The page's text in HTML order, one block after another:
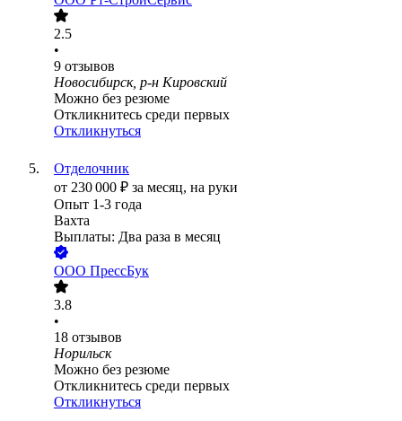
2.5
•
9 отзывов
Новосибирск, р-н Кировский
Можно без резюме
Откликнитесь среди первых
Откликнуться
Отделочник
от 230 000 ₽ за месяц, на руки
Опыт 1-3 года
Вахта
Выплаты: Два раза в месяц
ООО ПрессБук
3.8
•
18 отзывов
Норильск
Можно без резюме
Откликнитесь среди первых
Откликнуться